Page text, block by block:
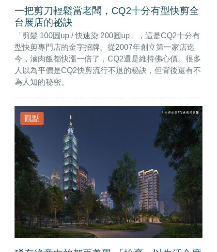
一把剪刀輕鬆當老闆，CQ2十分有型快剪全
台展店的祕訣
「剪髮 100圓up / 快速染 200圓up」，這是CQ2十分有
型快剪專門店的金字招牌。從2007年創立第一家店迄
今，滷肉飯都快漲一倍了，CQ2還是維持佛心價。很多
人以為平價是CQ2快剪流行不退的秘訣，但背後還有不
為人知的秘密。
觀點